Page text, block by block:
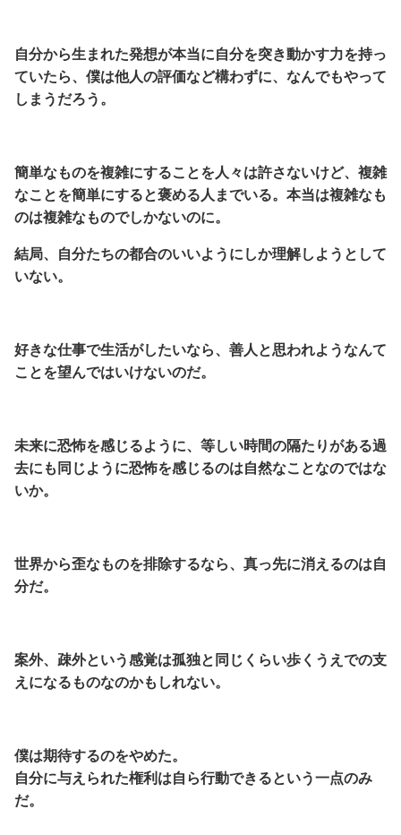
自分から生まれた発想が本当に自分を突き動かす力を持っ
ていたら、僕は他人の評価など構わずに、なんでもやって
しまうだろう。
簡単なものを複雑にすることを人々は許さないけど、複雑
なことを簡単にすると褒める人までいる。本当は複雑なも
のは複雑なものでしかないのに。
結局、自分たちの都合のいいようにしか理解しようとして
いない。
好きな仕事で生活がしたいなら、善人と思われようなんて
ことを望んではいけないのだ。
未来に恐怖を感じるように、等しい時間の隔たりがある過
去にも同じように恐怖を感じるのは自然なことなのではな
いか。
世界から歪なものを排除するなら、真っ先に消えるのは自
分だ。
案外、疎外という感覚は孤独と同じくらい歩くうえでの支
えになるものなのかもしれない。
僕は期待するのをやめた。
自分に与えられた権利は自ら行動できるという一点のみ
だ。